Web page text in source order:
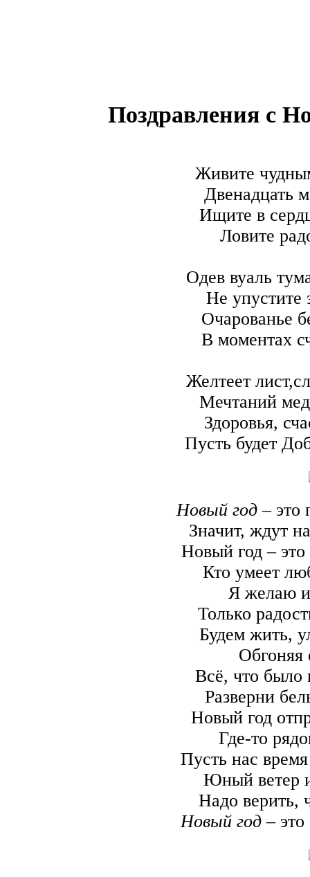
Поздравления с
Живите
Двенадцать
Ищите в
Ловите
Одев вуаль
Не упустите
Очарованье
В моментах
Желтеет
Мечтаний
Здоровья,
Пусть будет
Новый год– это
Значит, ждут
Новый год – это
Кто умеет
Я желаю
Только
Будем жить,
Обгоняя
Всё, что было
Разверни
Новый год
Где-то
Пусть нас
Юный ветер
Надо верить,
Новый год– это